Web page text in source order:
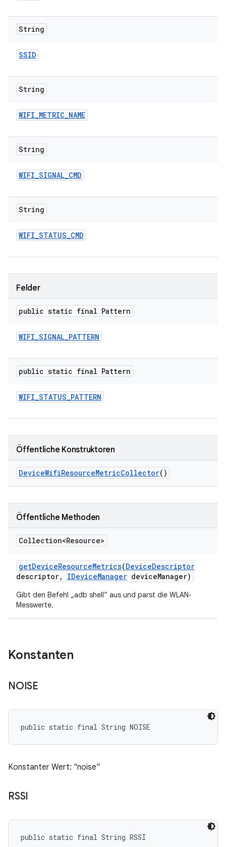
String
SSID
String
WIFI_METRIC_NAME
String
WIFI_SIGNAL_CMD
String
WIFI_STATUS_CMD
Felder
public static final Pattern
WIFI_SIGNAL_PATTERN
public static final Pattern
WIFI_STATUS_PATTERN
Öffentliche Konstruktoren
DeviceWifiResourceMetricCollector()
Öffentliche Methoden
Collection<Resource>
getDeviceResourceMetrics(DeviceDescriptor
descriptor, IDeviceManager deviceManager)
Gibt den Befehl „adb shell“ aus und parst die WLAN-
Messwerte.
Konstanten
NOISE
public static final String NOISE
Konstanter Wert: "noise"
RSSI
public static final String RSSI